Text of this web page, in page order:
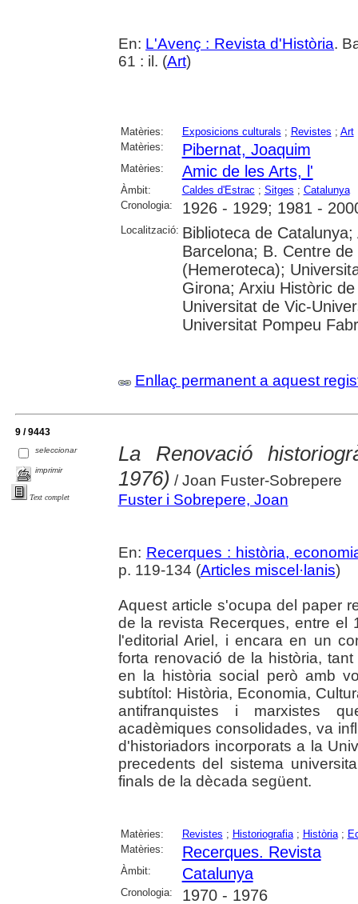
En: L'Avenç : Revista d'Història.
61 : il. (Art)
Matèries: Exposicions culturals ; Revistes ; Art
Matèries:
Pibernat, Joaquim
Matèries: Amic de les Arts, l'
Àmbit: Caldes d'Estrac ; Sitges ; Catalunya
Cronologia:
1926 - 1929; 1981 -
Localització: Biblioteca de
Barcelona; B. Centre
(Hemeroteca);
Girona; Arxiu Històric
Universitat de Vic-
Universitat Pompeu
Enllaç permanent a aquest
9 / 9443
seleccionar
imprimir
Text complet
La Renovació
1976) / Joan Fuster-Sobrepere
Fuster i Sobrepere, Joan
En: Recerques : història,
p. 119-134 (Articles miscel·lanis)
Aquest article s'ocupa del paper
de la revista Recerques, entre
l'editorial Ariel, i encara en un
forta renovació de la història,
en la història social però amb
subtítol: Història, Economia,
antifranquistes i marxistes
acadèmiques consolidades, va
d'historiadors incorporats a la
precedents del sistema
finals de la dècada següent.
Matèries: Revistes ; Historiografia; Història;
Matèries:
Recerques. Revista
Àmbit: Catalunya
Cronologia: 1970 - 1976